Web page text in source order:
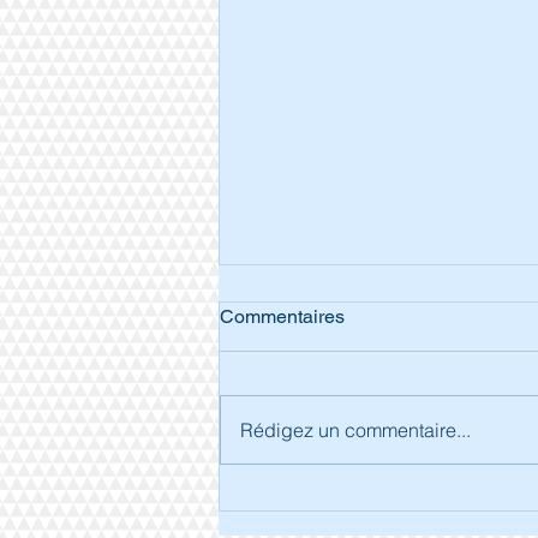
Séjour à Arcachon.
Commentaires
Rédigez un commentaire...